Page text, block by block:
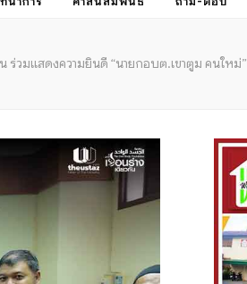
ร่วมแสดงความยินดี “นายกอบต.เขาตูม คนใหม่”